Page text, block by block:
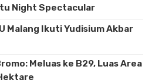
Night Spectacular
Malang Ikuti Yudisium Akbar
Meluas ke B29, Luas Area